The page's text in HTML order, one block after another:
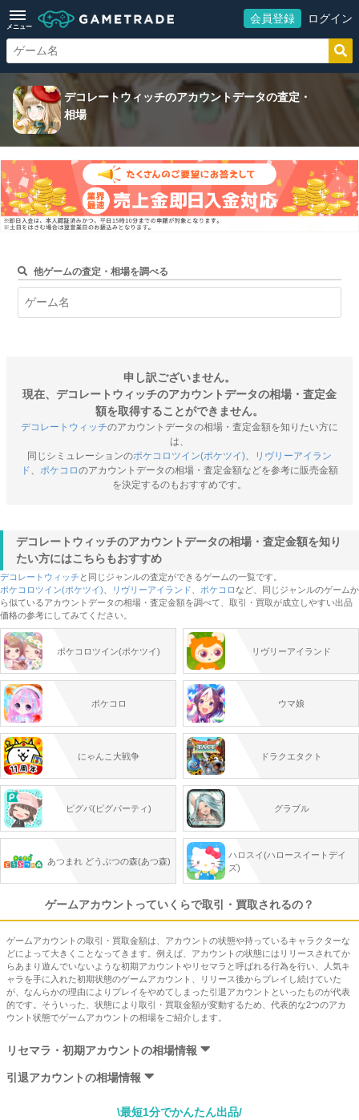
メニュー
会員登録 ログイン
デコレートウィッチのアカウントデータの査定・
相場
他ゲームの査定・相場を調べる
申し訳ございません。
現在、デコレートウィッチのアカウントデータの相場・査定金
額を取得することができません。
デコレートウィッチのアカウントデータの相場・査定金額を知りたい方に
は、
同じシミュレーションのポケコロツイン(ポケツイ)
リヴリーアイラン
ド
ポケコロのアカウントデータの相場・査定金額などを参考に販売金額
を決定するのもおすすめです。
デコレートウィッチのアカウントデータの相場・査定金額を知り
たい方にはこちらもおすすめ
デコレートウィッチ と同じジャンルの査定ができるゲームの一覧です。
ポケコロツイン(ポケツイ)
リヴリーアイランド ポケコロなど、同じジャンルのゲームか
ら似ているアカウントデータの相場・査定金額を調べて、取引・買取が成立しやすい出品
価格の参考にしてみてください。
ポケコロツイン(ポケツイ) リヴリーアイランド
ポケコロ ウマ娘
にゃんこ大戦争 ドラクエタクト
ピグパ(ピグパーティ) グラブル
あつまれ どうぶつの森(あつ森)
ハロスイ(ハロースイートデイ
ズ)
ゲームアカウントっていくらで取引・買取されるの？
ゲームアカウントの取引・買取金額は、アカウントの状態や持っているキャラクターな
どによって大きくことなってきます。例えば、アカウントの状態にはリリースされてか
らあまり遊んでいないような初期アカウントやリセマラと呼ばれる行為を行い、人気キ
ャラを手に入れた初期状態のゲームアカウント、リリース後からプレイし続けていた
が、なんらかの理由によりプレイをやめてしまった引退アカウントといったものが代表
的です。そういった、状態により取引・買取金額が変動するため、代表的な2つのアカ
ウント状態でゲームアカウントの相場をご紹介します。
リセマラ・初期アカウントの相場情報
リセマラ・初期アカウントの販売価格の相場は3812円～4660円です。この相場はゲー
ムトレードで売買されたアカウントデータの価格から作成しています。
の「💥破格21💥」が750円、 妖怪ウォッチ ぷにぷに
引退アカウントの相場情報
ドやヤフオク・メルカリなどで売買されたアカウントデータの価格から作成していま
\最短1分でかんたん出品/